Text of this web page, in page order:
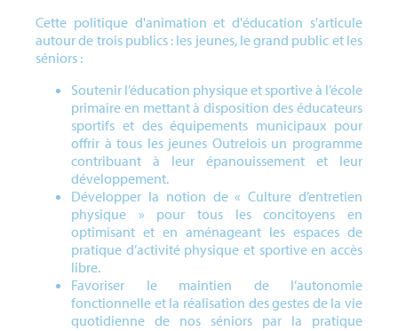
Cette politique d'animation et d'éducation s'articule
autour de trois publics : les jeunes, le grand public et les
séniors :
Soutenir l’éducation physique et sportive à l’école
primaire en mettant à disposition des éducateurs
sportifs et des équipements municipaux pour
offrir à tous les jeunes Outrelois un programme
contribuant à leur épanouissement et leur
développement.
Développer la notion de « Culture d’entretien
physique » pour tous les concitoyens en
optimisant et en aménageant les espaces de
pratique d’activité physique et sportive en accès
libre.
Favoriser le maintien de l’autonomie
fonctionnelle et la réalisation des gestes de la vie
quotidienne de nos séniors par la pratique